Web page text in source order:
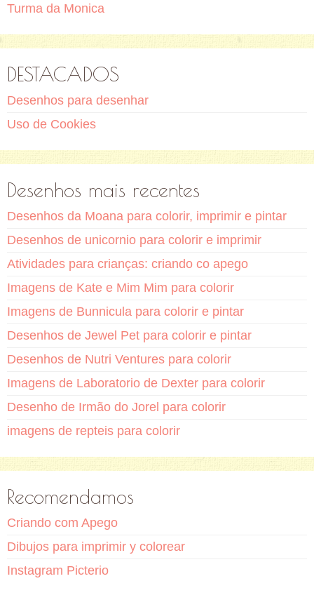
Turma da Monica
DESTACADOS
Desenhos para desenhar
Uso de Cookies
Desenhos mais recentes
Desenhos da Moana para colorir, imprimir e pintar
Desenhos de unicornio para colorir e imprimir
Atividades para crianças: criando co apego
Imagens de Kate e Mim Mim para colorir
Imagens de Bunnicula para colorir e pintar
Desenhos de Jewel Pet para colorir e pintar
Desenhos de Nutri Ventures para colorir
Imagens de Laboratorio de Dexter para colorir
Desenho de Irmão do Jorel para colorir
imagens de repteis para colorir
Recomendamos
Criando com Apego
Dibujos para imprimir y colorear
Instagram Picterio